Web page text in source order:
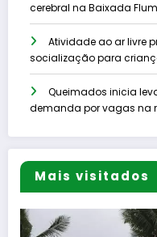
cerebral na Baixada
Atividade ao ar livre
socialização para
Queimados inicia
demanda por vagas na
Mais visitados